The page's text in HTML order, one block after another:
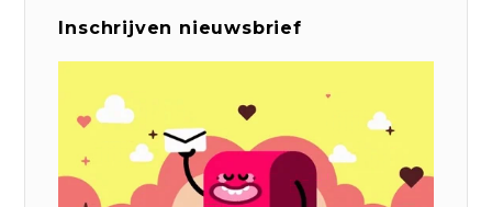
Inschrijven nieuwsbrief